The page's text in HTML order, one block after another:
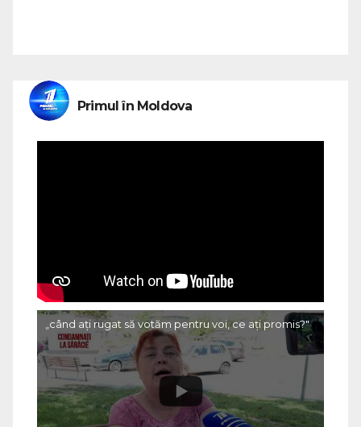
Primul în Moldova
„când ați rugat să votăm pentru voi, ce ați promis?"